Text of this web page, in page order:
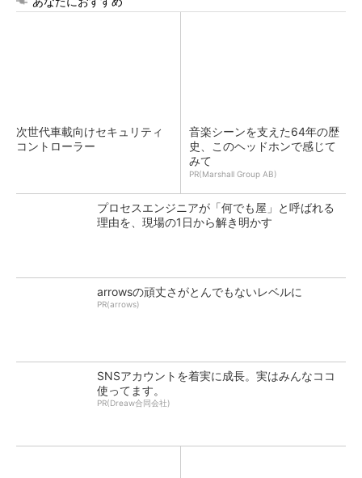
次世代車載向けセキュリティ
コントローラー
音楽シーンを支えた64年の歴
史、このヘッドホンで感じて
みて
PR(Marshall Group AB)
プロセスエンジニアが「何でも屋」と呼ばれる
理由を、現場の1日から解き明かす
arrowsの頑丈さがとんでもないレベルに
PR(arrows)
SNSアカウントを着実に成長。実はみんなココ
使ってます。
PR(Dreaw合同会社)